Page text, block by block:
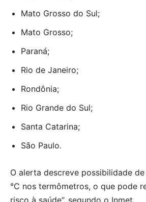
Mato Grosso do Sul;
Mato Grosso;
Paraná;
Rio de Janeiro;
Rondônia;
Rio Grande do Sul;
Santa Catarina;
São Paulo.
O alerta descreve possibilidade
°C nos termômetros, o que pode
risco à saúde”, segundo o Inmet.